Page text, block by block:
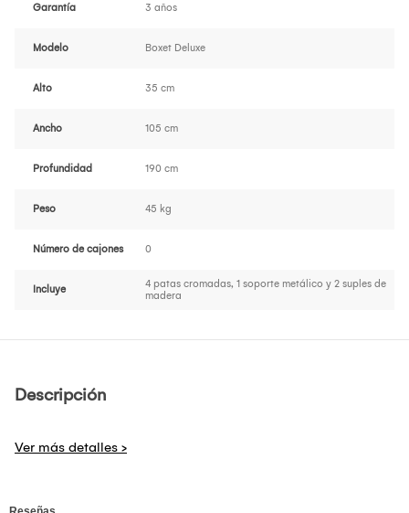
Garantía 3 años
Modelo Boxet Deluxe
Alto 35 cm
Ancho 105 cm
Profundidad 190 cm
Peso 45 kg
Número de cajones 0
Incluye
4 patas cromadas, 1 soporte metálico y 2 suples de
madera
Descripción